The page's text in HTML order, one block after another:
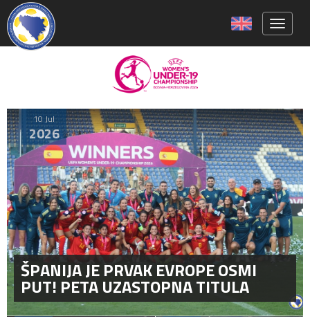
10 Jul
2026
ŠPANIJA JE PRVAK EVROPE OSMI
PUT! PETA UZASTOPNA TITULA